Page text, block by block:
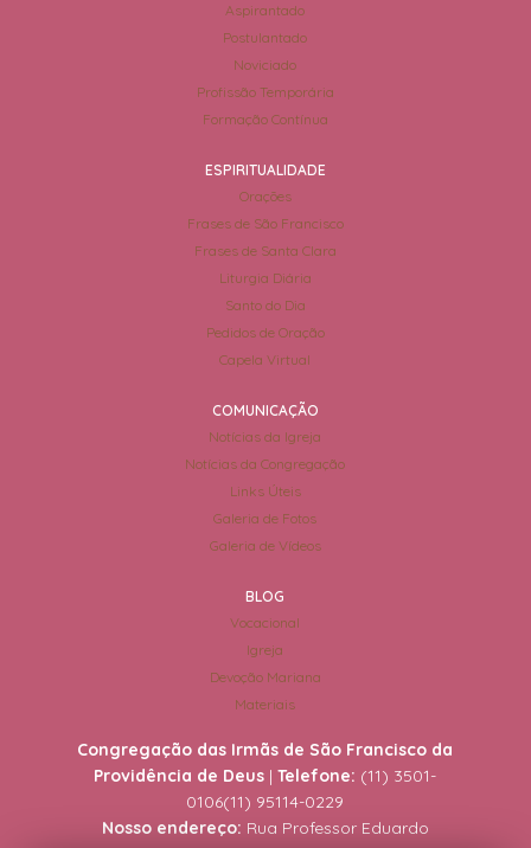
Aspirantado
Postulantado
Noviciado
Profissão Temporária
Formação Contínua
ESPIRITUALIDADE
Orações
Frases de São Francisco
Frases de Santa Clara
Liturgia Diária
Santo do Dia
Pedidos de Oração
Capela Virtual
COMUNICAÇÃO
Notícias da Igreja
Notícias da Congregação
Links Úteis
Galeria de Fotos
Galeria de Vídeos
BLOG
Vocacional
Igreja
Devoção Mariana
Materiais
Congregação das Irmãs de São Francisco da
Providência de Deus |Telefone: (11) 3501-
0106(11) 95114-0229
Nosso endereço: Rua Professor Eduardo